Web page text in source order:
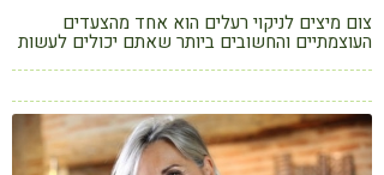
צום מיצים לניקוי רעלים הוא אחד מהצעדים
העוצמתיים והחשובים ביותר שאתם יכולים לעשות
לנבוע מכך שקיימות בעיות פוריות או פשוט מרצון
להיות במצב הבריאות המיטבי.